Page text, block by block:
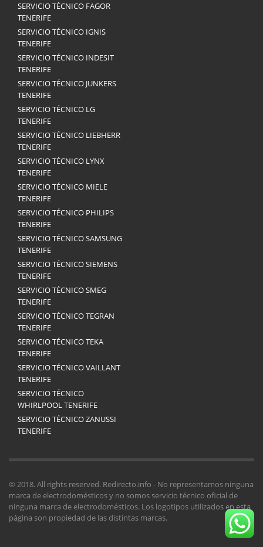
SERVICIO TÉCNICO FAGOR
TENERIFE
SERVICIO TÉCNICO IGNIS
TENERIFE
SERVICIO TÉCNICO INDESIT
TENERIFE
SERVICIO TÉCNICO JUNKERS
TENERIFE
SERVICIO TÉCNICO LG
TENERIFE
SERVICIO TÉCNICO LIEBHERR
TENERIFE
SERVICIO TÉCNICO LYNX
TENERIFE
SERVICIO TÉCNICO MIELE
TENERIFE
SERVICIO TÉCNICO PHILIPS
TENERIFE
SERVICIO TÉCNICO SAMSUNG
TENERIFE
SERVICIO TÉCNICO SIEMENS
TENERIFE
SERVICIO TÉCNICO SMEG
TENERIFE
SERVICIO TÉCNICO TEGRAN
TENERIFE
SERVICIO TÉCNICO TEKA
TENERIFE
SERVICIO TÉCNICO VAILLANT
TENERIFE
SERVICIO TÉCNICO
WHIRLPOOL TENERIFE
SERVICIO TÉCNICO ZANUSSI
TENERIFE
© 2018. All rights reserved. Redirecto.info - No representamos ninguna
marca de electrodomésticos y no somos servicio técnico oficial de
ninguna marca de electrodomésticos. Los logotipos utilizados en esta
página son propiedad de las distintas marcas.